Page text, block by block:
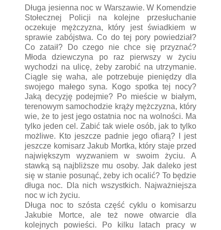
Długa jesienna noc w Warszawie. W Komendzie
Stołecznej Policji na kolejne przesłuchanie
oczekuje mężczyzna, który jest świadkiem w
sprawie zabójstwa. Co do tej pory powiedział?
Co zataił? Do czego nie chce się przyznać?
Młoda dziewczyna po raz pierwszy w życiu
wychodzi na ulicę, żeby zarobić na utrzymanie.
Ciągle się waha, ale potrzebuje pieniędzy dla
swojego małego syna. Kogo spotka tej nocy?
Jaką decyzję podejmie? Po mieście w białym,
terenowym samochodzie krąży mężczyzna, który
wie, że to jest jego ostatnia noc na wolności. Ma
tylko jeden cel. Zabić tak wiele osób, jak to tylko
możliwe. Kto jeszcze padnie jego ofiarą? I jest
jeszcze komisarz Jakub Mortka, który staje przed
największym wyzwaniem w swoim życiu. A
stawką są najbliższe mu osoby. Jak daleko jest
się w stanie posunąć, żeby ich ocalić? To będzie
długa noc. Dla nich wszystkich. Najważniejsza
noc w ich życiu.
Długa noc to szósta część cyklu o komisarzu
Jakubie Mortce, ale też nowe otwarcie dla
kolejnych powieści. Po kilku latach pracy w